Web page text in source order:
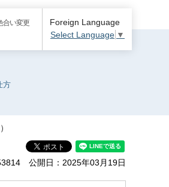
合い変更
Foreign Language
Select Language ▼
方
公開日：2025年03月19日